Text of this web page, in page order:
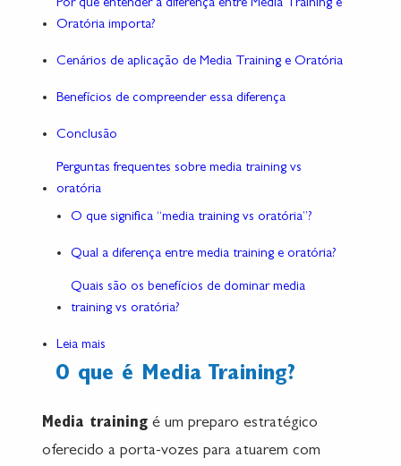
Por que entender a diferença entre Media Training e
Oratória importa?
Cenários de aplicação de Media Training e Oratória
Benefícios de compreender essa diferença
Conclusão
Perguntas frequentes sobre media training vs
oratória
O que significa “media training vs oratória”?
Qual a diferença entre media training e oratória?
Quais são os benefícios de dominar media
training vs oratória?
Leia mais
O que é Media Training?
Media training é um preparo estratégico
oferecido a porta-vozes para atuarem com